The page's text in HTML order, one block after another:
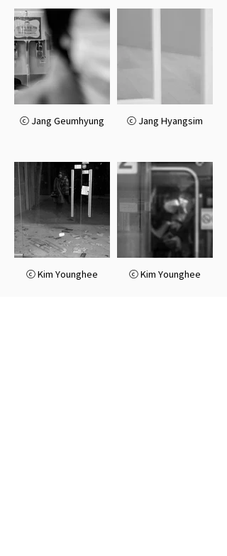
ⓒ Jang Geumhyung ⓒ Jang Hyangsim
ⓒ Kim Younghee ⓒ Kim Younghee